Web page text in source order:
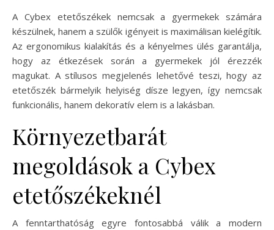
A Cybex etetőszékek nemcsak a gyermekek számára
készülnek, hanem a szülők igényeit is maximálisan kielégítik.
Az ergonomikus kialakítás és a kényelmes ülés garantálja,
hogy az étkezések során a gyermekek jól érezzék
magukat. A stílusos megjelenés lehetővé teszi, hogy az
etetőszék bármelyik helyiség dísze legyen, így nemcsak
funkcionális, hanem dekoratív elem is a lakásban.
Környezetbarát
megoldások a Cybex
etetőszékeknél
A fenntarthatóság egyre fontosabbá válik a modern